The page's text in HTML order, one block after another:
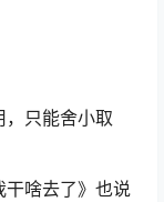
只能舍小取
干啥去了》也说